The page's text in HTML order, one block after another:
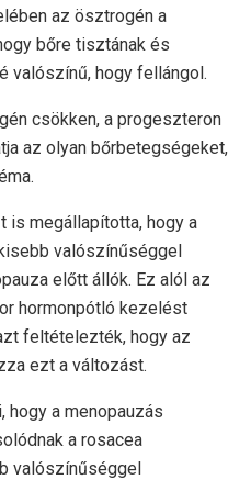
az ösztrogén a
bőre tisztának és
valószínű, hogy fellángol.
csökken, a progeszteron
az olyan bőrbetegségeket,
is megállapította, hogy a
valószínűséggel
előtt állók. Ez alól az
hormonpótló kezelést
feltételezték, hogy az
ezt a változást.
hogy a menopauzás
a rosacea
valószínűséggel